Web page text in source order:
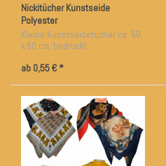
Nickitücher Kunstseide
Polyester
Kleine Kunstseidetücher ca. 50
x 50 cm, bedruckt
ab 0,55 € *